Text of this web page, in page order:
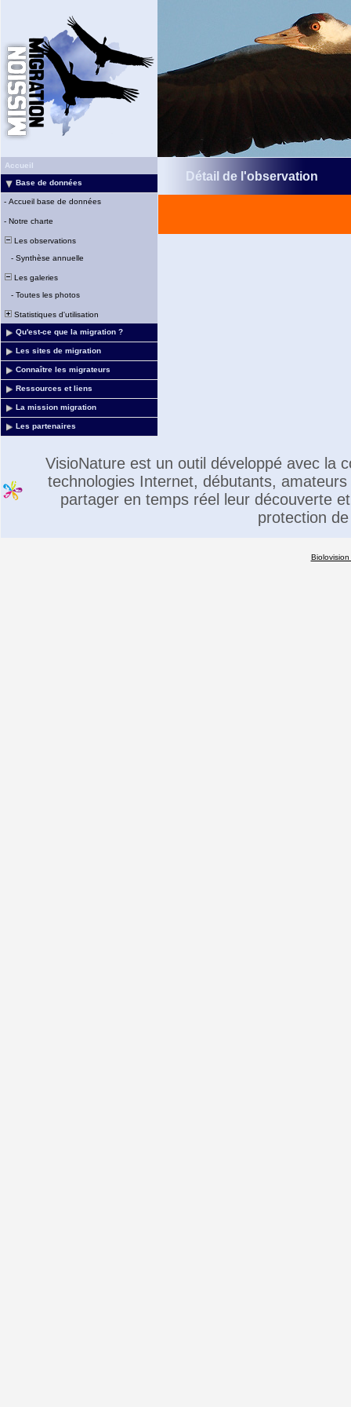
Accueil
Base de données
- Accueil base de données
- Notre charte
Les observations
- Synthèse annuelle
Les galeries
- Toutes les photos
Statistiques d'utilisation
Qu'est-ce que la migration ?
Les sites de migration
Connaître les migrateurs
Ressources et liens
La mission migration
Les partenaires
Détail de l'observation
VisioNature est un outil développé avec la
technologies Internet, débutants,
partager en temps réel leur découverte
protection
Biolovision